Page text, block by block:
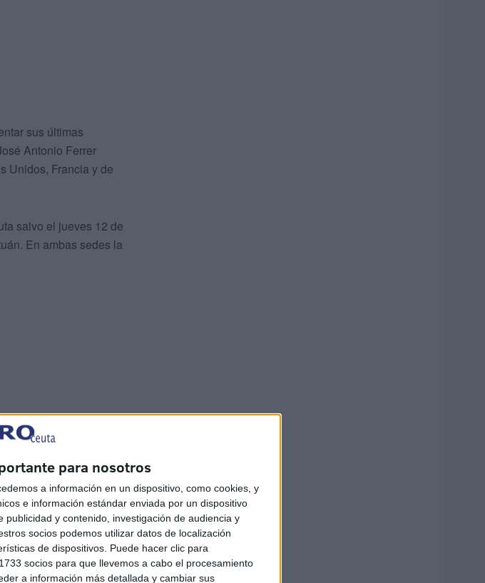
para nosotros
a información en un dispositivo, como cookies, y
e información estándar enviada por un dispositivo
y contenido, investigación de audiencia y
socios podemos utilizar datos de localización
de dispositivos. Puede hacer clic para
socios para que llevemos a cabo el procesamiento
a información más detallada y cambiar sus
sus últimas
Antonio Ferrer
Unidos, Francia y de
salvo el jueves 12 de
En ambas sedes la
a las 18.30
programada a las 19.00